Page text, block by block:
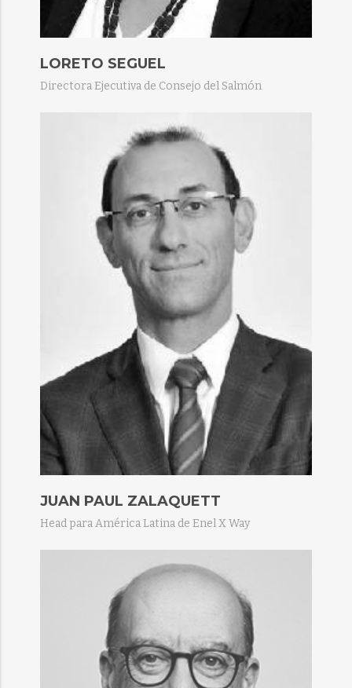
LORETO SEGUEL
Directora Ejecutiva de Consejo del Salmón
JUAN PAUL ZALAQUETT
Head para América Latina de Enel X Way